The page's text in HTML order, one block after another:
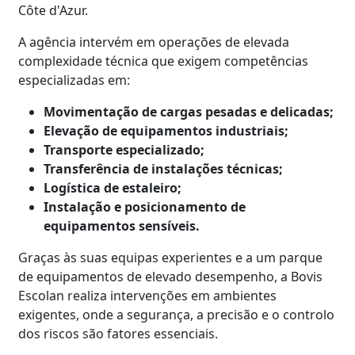
Côte d'Azur.
A agência intervém em operações de elevada
complexidade técnica que exigem competências
especializadas em:
Movimentação de cargas pesadas e delicadas;
Elevação de equipamentos industriais;
Transporte especializado;
Transferência de instalações técnicas;
Logística de estaleiro;
Instalação e posicionamento de
equipamentos sensíveis.
Graças às suas equipas experientes e a um parque
de equipamentos de elevado desempenho, a Bovis
Escolan realiza intervenções em ambientes
exigentes, onde a segurança, a precisão e o controlo
dos riscos são fatores essenciais.